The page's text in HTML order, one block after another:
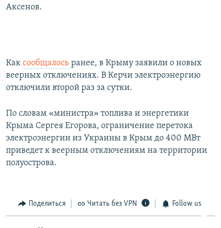
Аксенов.
Как сообщалось ранее, в Крыму заявили о новых
веерных отключениях. В Керчи электроэнергию
отключили второй раз за сутки.
По словам «министра» топлива и энергетики
Крыма Сергея Егорова, ограничение перетока
электроэнергии из Украины в Крым до 400 МВт
приведет к веерным отключениям на территории
полуострова.
Поделиться Читать без VPN Follow us